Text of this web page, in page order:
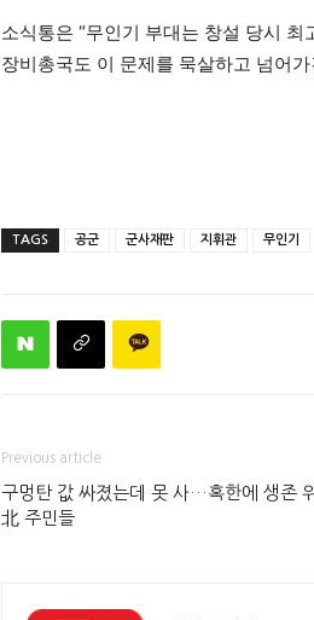
소식통은 “무인기 부대는 창설 당시
장비총국도 이 문제를 묵살하고 넘어
TAGS 공군 군사재판 지휘관 무인기
Previous article
구멍탄 값 싸졌는데 못 사…혹한에 생존
北 주민들